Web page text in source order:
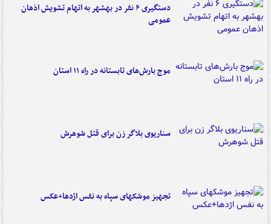
دستگیری ۶ نفر در بهشهر به اتهام تشویش اذهان
عمومی
موج بارش‌های تابستانه در راه ۱۱ استان
سناریوی بلاگر زن برای قتل شوهرش
تجهیز موشکهای سپاه به نفس اژدها+عکس